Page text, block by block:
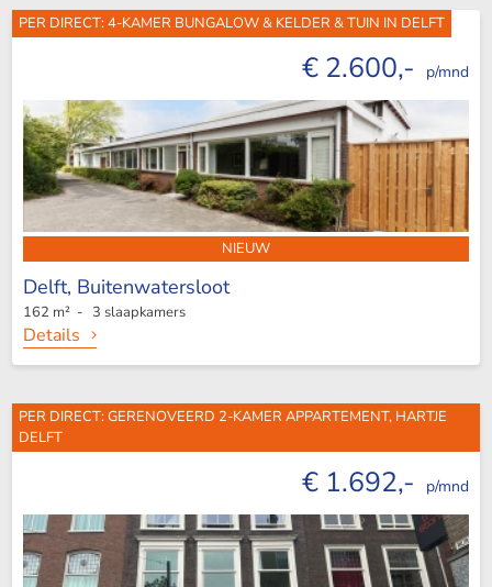
PER DIRECT: 4-KAMER BUNGALOW & KELDER & TUIN IN DELFT
€ 2.600,- p/mnd
NIEUW
Delft, Buitenwatersloot
162 m² - 3 slaapkamers
Details
PER DIRECT: GERENOVEERD 2-KAMER APPARTEMENT, HARTJE
DELFT
€ 1.692,- p/mnd